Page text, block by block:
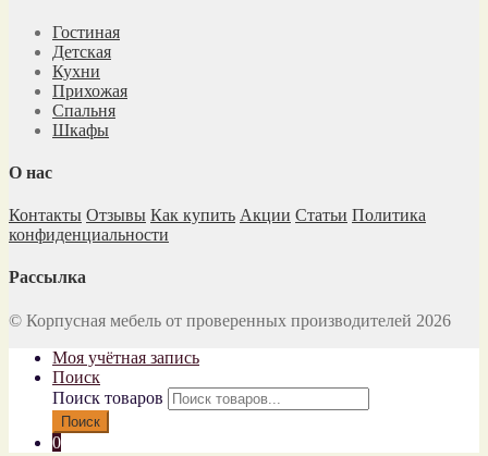
Гостиная
Детская
Кухни
Прихожая
Спальня
Шкафы
О нас
Контакты Отзывы Как купить Акции Статьи Политика
конфиденциальности
Рассылка
© Корпусная мебель от проверенных производителей 2026
Моя учётная запись
Поиск
Поиск товаров
Поиск
0